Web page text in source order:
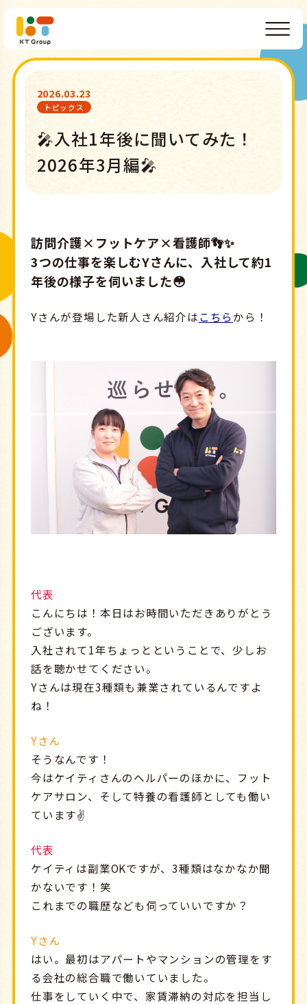
2026.03.23
トピックス
🎤入社1年後に聞いてみた！
2026年3月編🎤
訪問介護×フットケア×看護師👣✨
3つの仕事を楽しむYさんに、入社して約1
年後の様子を伺いました😳
Yさんが登場した新人さん紹介はこちらから！
代表
こんにちは！本日はお時間いただきありがとう
ございます。
入社されて1年ちょっとということで、少しお
話を聴かせてください。
Yさんは現在3種類も兼業されているんですよ
ね！
Yさん
そうなんです！
今はケイティさんのヘルパーのほかに、フット
ケアサロン、そして特養の看護師としても働い
ています✌️
代表
ケイティは副業OKですが、3種類はなかなか聞
かないです！笑
これまでの職歴なども伺っていいですか？
Yさん
はい。最初はアパートやマンションの管理をす
る会社の総合職で働いていました。
仕事をしていく中で、家賃滞納の対応を担当し